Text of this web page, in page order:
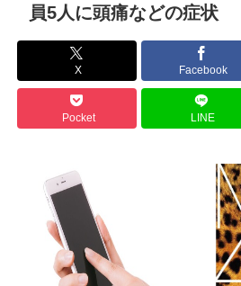
海外「日本にはこんな特殊な標識があ
自民党「日本人56す56す56す56す56
熊本地震避難所で高市早苗の態度が非
露悪系アニメ、定義がよくわからなくな
高市早苗「消費税減税の財源は今から考
部落民のことお前らの地域ってなんて
中国大使館に侵入した自衛官（24）、
海外「ディズニーがゴミのようだ！」
今期アニメの評価、ついに固まる
員5人に頭痛などの症状
X Facebook
Pocket LINE